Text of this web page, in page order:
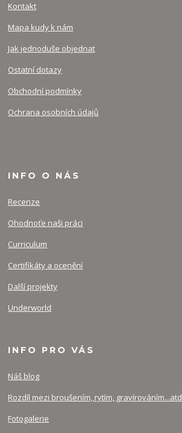
Kontakt
Mapa kudy k nám
Jak jednoduše objednat
Ostatní dotazy
Obchodní podmínky
Ochrana osobních údajů
INFO O NÁS
Recenze
Ohodnoťe naši práci
Curriculum
Certifikáty a ocenění
Další projekty
Underworld
INFO PRO VÁS
Náš blog
Rozdíl mezi broušením, rytím, gravírováním...atd
Fotogalerie